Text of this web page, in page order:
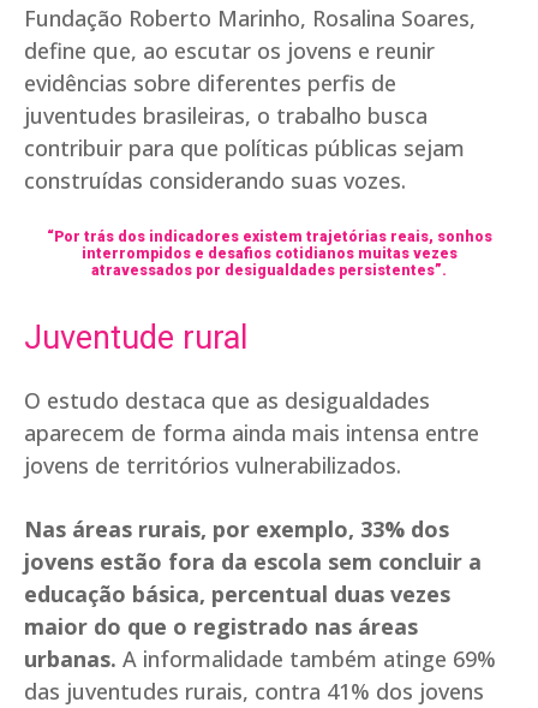
Fundação Roberto Marinho, Rosalina Soares,
define que, ao escutar os jovens e reunir
evidências sobre diferentes perfis de
juventudes brasileiras, o trabalho busca
contribuir para que políticas públicas sejam
construídas considerando suas vozes.
“Por trás dos indicadores existem trajetórias reais, sonhos
interrompidos e desafios cotidianos muitas vezes
atravessados por desigualdades persistentes”.
Juventude rural
O estudo destaca que as desigualdades
aparecem de forma ainda mais intensa entre
jovens de territórios vulnerabilizados.
Nas áreas rurais, por exemplo, 33% dos
jovens estão fora da escola sem concluir a
educação básica, percentual duas vezes
maior do que o registrado nas áreas
urbanas. A informalidade também atinge 69%
das juventudes rurais, contra 41% dos jovens